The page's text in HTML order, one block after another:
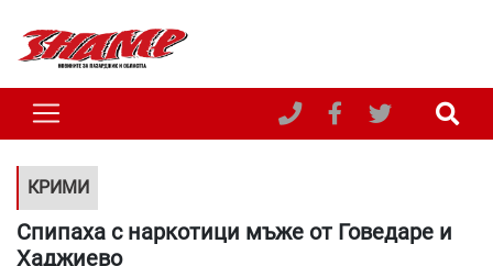
КРИМИ
Спипаха с наркотици мъже от Говедаре и
Хаджиево